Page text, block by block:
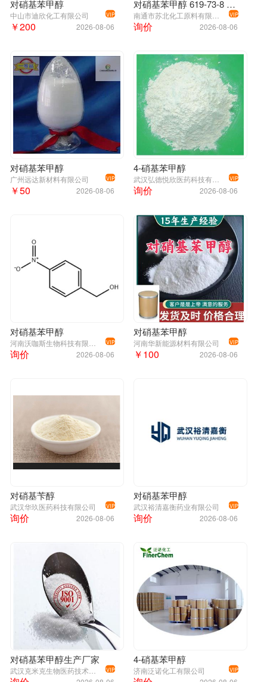
对硝基苯甲醇
中山市迪欣化工有限公司 VIP
2026-08-06
￥200
对硝基苯甲醇 619-73-8 染料中间体 可分装 桶装粉末 高含量
VIP
2026-08-06
询价
对硝基苯甲醇
广州远达新材料有限公司 VIP
2026-08-06
￥50
4-硝基苯甲醇
武汉弘德悦欣医药科技有限公司 VIP
2026-08-06
询价
对硝基苯甲醇
VIP
2026-08-06
询价
对硝基苯甲醇
河南华新能源材料有限公司 VIP
2026-08-06
￥100
对硝基苄醇
武汉华玖医药科技有限公司 VIP
2026-08-06
询价
对硝基苯甲醇
武汉裕清嘉衡药业有限公司 VIP
2026-08-06
询价
对硝基苯甲醇生产厂家
VIP
4-硝基苯甲醇
济南泛诺化工有限公司 VIP